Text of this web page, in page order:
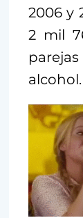
2006 y
2 mil
alcohol.